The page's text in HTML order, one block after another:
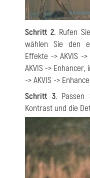
Schritt 2. Rufen
wählen Sie den
Effekte -> AKVIS -
AKVIS -> Enhancer,
-> AKVIS ->
Schritt 3.Passen
Kontrast und die